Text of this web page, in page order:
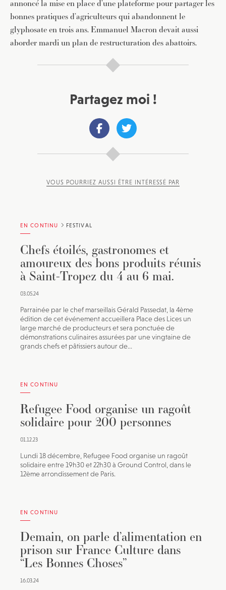
annoncé la mise en place d’une plateforme pour partager les
bonnes pratiques d’agriculteurs qui abandonnent le
glyphosate en trois ans. Emmanuel Macron devait aussi
aborder mardi un plan de restructuration des abattoirs.
Partagez moi !
VOUS POURRIEZ AUSSI ÊTRE INTÉRESSÉ PAR
EN CONTINU FESTIVAL
Chefs étoilés, gastronomes et
amoureux des bons produits réunis
à Saint-Tropez du 4 au 6 mai.
03.05.24
Parrainée par le chef marseillais Gérald Passedat, la 4ème
édition de cet événement accueillera Place des Lices un
large marché de producteurs et sera ponctuée de
démonstrations culinaires assurées par une vingtaine de
grands chefs et pâtissiers autour de...
EN CONTINU
Refugee Food organise un ragoût
solidaire pour 200 personnes
01.12.23
Lundi 18 décembre, Refugee Food organise un ragoût
solidaire entre 19h30 et 22h30 à Ground Control, dans le
12ème arrondissement de Paris.
EN CONTINU
Demain, on parle d’alimentation en
prison sur France Culture dans
“Les Bonnes Choses”
16.03.24
Pour recevoir toutes les deux semaines notre lettre
d’info avec une sélection d’articles …